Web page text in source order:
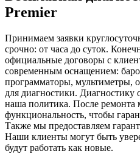
Premier
Принимаем заявки
срочно: от часа до суток.
официальные договоры с
современным оснащением:
программаторы, мультиметры,
для диагностики. Диагностику
наша политика. После ремонта
функциональность, чтобы
Также мы предоставляем
Наши клиенты могут быть
будут работать как новые.